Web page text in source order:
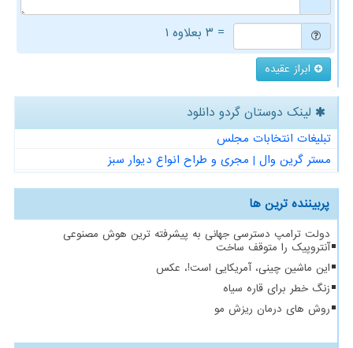
= ۳ بعلاوه ۱
ابراز عقیده
لینک دوستان گردو دانلود
تبلیغات انتخابات مجلس
مستر گرین وال | مجری و طراح انواع دیوار سبز
پربیننده ترین ها
دولت ترامپ دسترسی جهانی به پیشرفته ترین هوش مصنوعی
آنتروپیک را متوقف ساخت
این ماشین چینی، آمریکایی است!، عکس
زنگ خطر برای قاره سیاه
روش های درمان ریزش مو